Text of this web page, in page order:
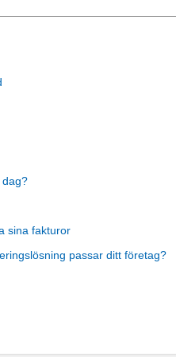
dag?
sina fakturor
passar ditt företag?